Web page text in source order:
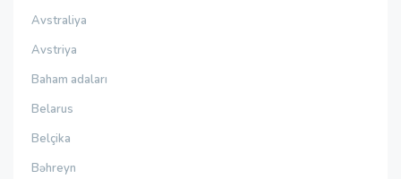
Avstraliya
Avstriya
Baham adaları
Belarus
Belçika
Bəhreyn